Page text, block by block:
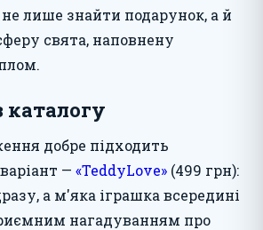
лише знайти подарунок, а й
свята, наповнену
каталогу
добре підходить
— «TeddyLove» (499 грн):
а м'яка іграшка всередині
нагадуванням про